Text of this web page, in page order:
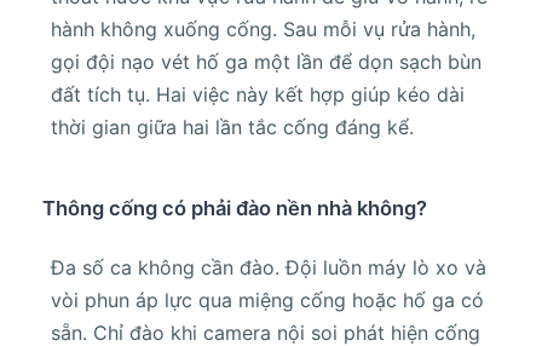
hành không xuống cống. Sau mỗi vụ rửa hành,
gọi đội nạo vét hố ga một lần để dọn sạch bùn
đất tích tụ. Hai việc này kết hợp giúp kéo dài
thời gian giữa hai lần tắc cống đáng kể.
Thông cống có phải đào nền nhà không?
Đa số ca không cần đào. Đội luồn máy lò xo và
vòi phun áp lực qua miệng cống hoặc hố ga có
sẵn. Chỉ đào khi camera nội soi phát hiện cống